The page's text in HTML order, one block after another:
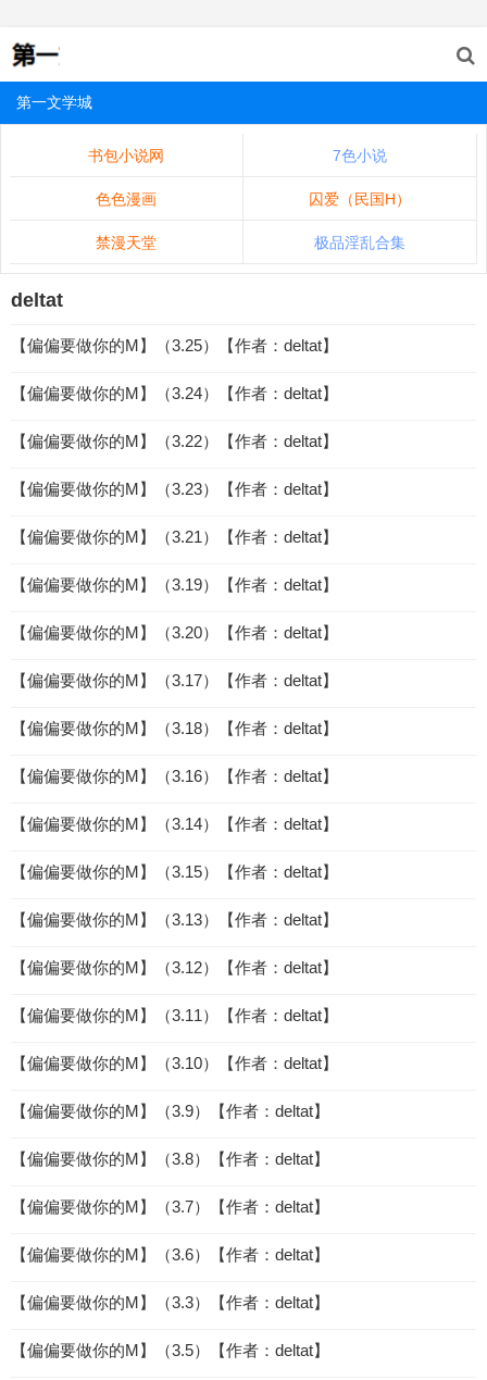
第一文学城
书包小说网 7色小说
色色漫画 囚爱（民国H）
禁漫天堂 极品淫乱合集
deltat
【偏偏要做你的M】（3.25）【作者：deltat】
【偏偏要做你的M】（3.24）【作者：deltat】
【偏偏要做你的M】（3.22）【作者：deltat】
【偏偏要做你的M】（3.23）【作者：deltat】
【偏偏要做你的M】（3.21）【作者：deltat】
【偏偏要做你的M】（3.19）【作者：deltat】
【偏偏要做你的M】（3.20）【作者：deltat】
【偏偏要做你的M】（3.17）【作者：deltat】
【偏偏要做你的M】（3.18）【作者：deltat】
【偏偏要做你的M】（3.16）【作者：deltat】
【偏偏要做你的M】（3.14）【作者：deltat】
【偏偏要做你的M】（3.15）【作者：deltat】
【偏偏要做你的M】（3.13）【作者：deltat】
【偏偏要做你的M】（3.12）【作者：deltat】
【偏偏要做你的M】（3.11）【作者：deltat】
【偏偏要做你的M】（3.10）【作者：deltat】
【偏偏要做你的M】（3.9）【作者：deltat】
【偏偏要做你的M】（3.8）【作者：deltat】
【偏偏要做你的M】（3.7）【作者：deltat】
【偏偏要做你的M】（3.6）【作者：deltat】
【偏偏要做你的M】（3.3）【作者：deltat】
【偏偏要做你的M】（3.5）【作者：deltat】